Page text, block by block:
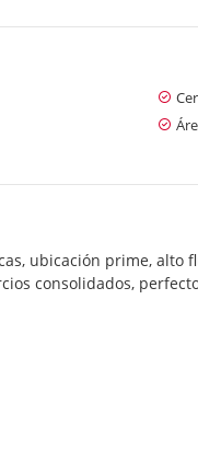
ubicación prime,
consolidados,